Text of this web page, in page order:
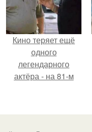
Кино теряет ещё
одного
легендарного
актёра - на 81-м